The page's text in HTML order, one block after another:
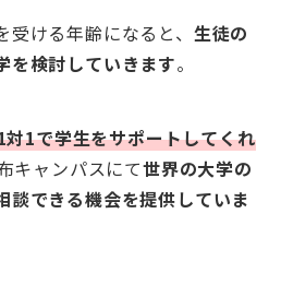
ける年齢になると、 生徒の
を検討していきます。
1で学生をサポートしてくれ
キャンパスにて世界の大学の
談できる機会を提供していま